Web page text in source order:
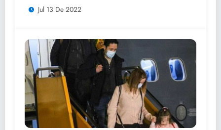
Jul 13 De 2022